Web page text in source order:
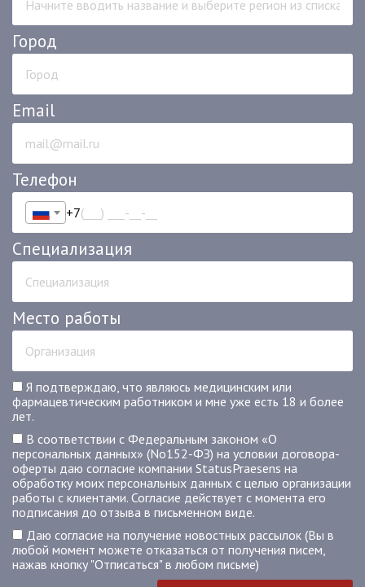
Город
Email
Телефон
+7
Специализация
Место работы
Я подтверждаю, что являюсь медицинским или
фармацевтическим работником и мне уже есть 18 и более
лет.
В соответствии с Федеральным законом «О
персональных данных» (No152-ФЗ) на условии договора-
оферты даю согласие компании StatusPraesens на
обработку моих персональных данных с целью организации
работы с клиентами. Согласие действует с момента его
подписания до отзыва в письменном виде.
Даю согласие на получение новостных рассылок (Вы в
любой момент можете отказаться от получения писем,
нажав кнопку "Отписаться" в любом письме)